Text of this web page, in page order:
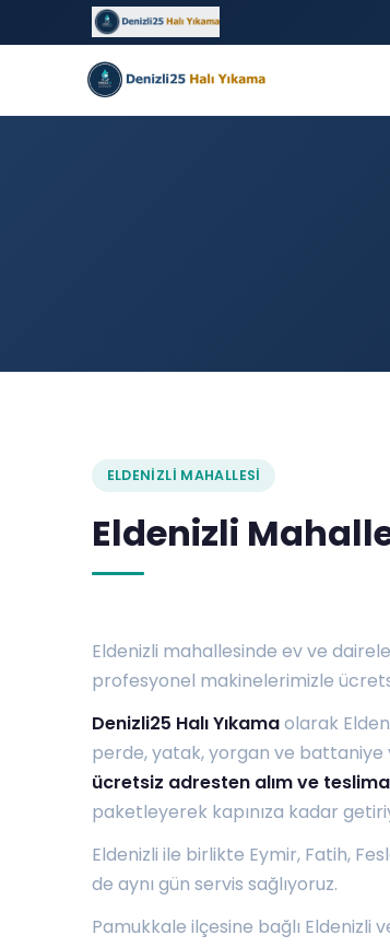
ELDENIZLI MAHALLESI
Eldenizli
Eldenizli mahallesinde ev ve
profesyonel makinelerimizle
Denizli25 Halı Yıkamaolarak
perde, yatak, yorgan ve battaniye
ücretsiz adresten alım ve
paketleyerek kapınıza kadar
Eldenizli ile birlikte Eymir, Fatih,
de aynı gün servis sağlıyoruz.
Pamukkale ilçesine bağlı Eldenizli